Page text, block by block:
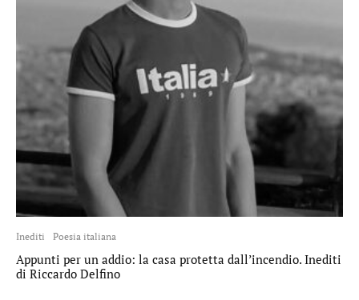
Inediti Poesia italiana
Appunti per un addio: la casa protetta dall’incendio. Inediti
di Riccardo Delfino